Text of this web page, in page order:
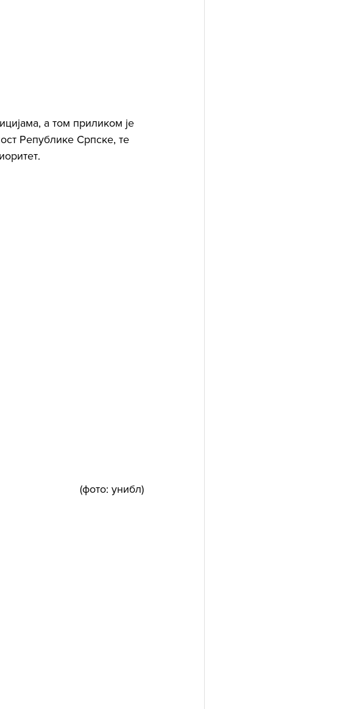
а том приликом је
Републике Српске, те
(фото: унибл)